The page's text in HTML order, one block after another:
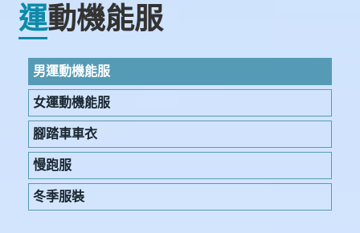
運動機能服
男運動機能服
女運動機能服
腳踏車車衣
慢跑服
冬季服裝